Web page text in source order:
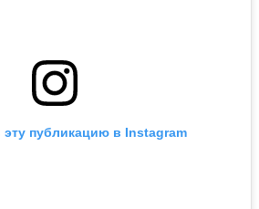
эту публикацию в Instagram